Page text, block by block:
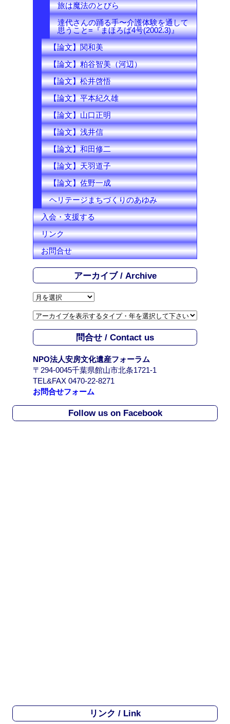
旅は魔法のとびら
達代さんの踊る手〜介護体験を通して
思うこと=『まほろば4号(2002.3)』
【論文】関和美
【論文】粕谷智美（河辺）
【論文】松井啓悟
【論文】平本紀久雄
【論文】山口正明
【論文】浅井信
【論文】和田修二
【論文】天羽道子
【論文】佐野一成
ヘリテージまちづくりのあゆみ
入会・支援する
リンク
お問合せ
アーカイブ / Archive
ア
カ
イ
A
r
c
h
i
問合せ / Contact us
NPO法人安房文化遺産フォーラム
〒294-0045千葉県館山市北条1721-1
TEL&FAX 0470-22-8271
お問合せフォーム
Follow us on Facebook
リンク / Link